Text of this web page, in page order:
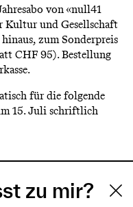
von «null41
und Gesellschaft
zum Sonderpreis
CHF 95). Bestellung
für die folgende
15. Juli schriftlich
zu mir?